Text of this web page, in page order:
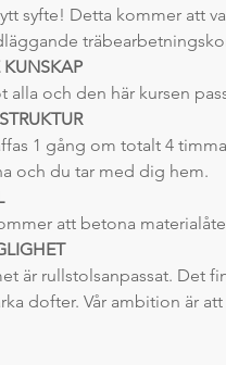
syfte! Detta kommer att
alla och den här kursen
1 gång om totalt 4
och du tar med dig hem.
att betona
är rullstolsanpassat. Det
dofter. Vår ambition är